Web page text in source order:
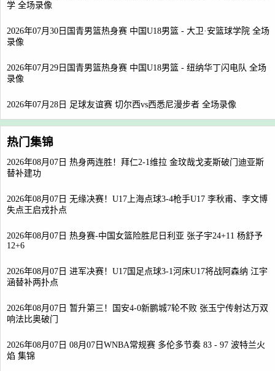
学 全场录像
2026年07月30日国青男篮热身赛 中国U18男篮 - 大卫·安篮球学院 全场
录像
2026年07月29日国青男篮热身赛 中国U18男篮 - 纽纳华丁闪电队 全场
录像
2026年07月28日 足球友谊赛 切尔西vs西悉尼漫步者 全场录像
热门集锦
2026年08月07日 热身两连胜！拜仁2-1维拉 金玟哉戈麦斯破门迪亚斯
替补建功
2026年08月07日 无缘决赛！U17上海点球3-4枪手U17 李秋甫、李文博
失点王启戎扑点
2026年08月07日 热身赛-中国女篮险胜尼日利亚 张子宇24+11 杨舒予
12+6
2026年08月07日 进军决赛！U17国足点球3-1河床U17将战阿森纳 江宇
涵替补两扑点
2026年08月07日 暂升第三！国安4-0新鹏城7轮不败 张玉宁传射达万双
响法比奥破门
2026年08月07日 08月07日WNBA常规赛 多伦多节奏 83 - 97 波特兰火
焰 集锦